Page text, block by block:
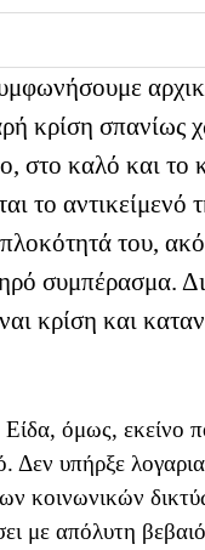
κρίση σπανίως
στο καλό και το
το αντικείμενό
του,
συμπέρασμα.
κρίση και
όμως, εκείνο
Δεν υπήρξε
κοινωνικών
με απόλυτη